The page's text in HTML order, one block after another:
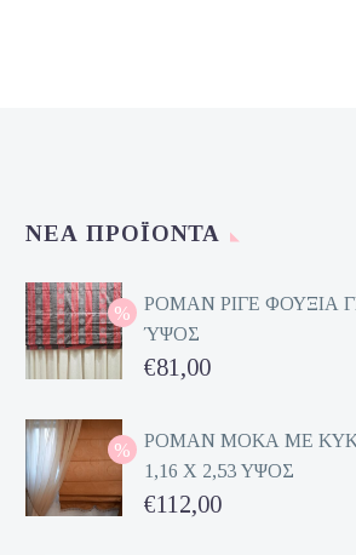
ΝΈΑ ΠΡΟΪΌΝΤΑ
ΡΟΜΑΝ ΡΙΓΕ ΦΟΥΞΙΑ
ΎΨΟΣ
Original
was:
€162,00.
€81,00
τρέχουσα
τιμή
είναι:
ΡΟΜΑΝ ΜΟΚΑ ΜΕ
1,16 Χ 2,53 ΥΨΟΣ
Original
€112,00